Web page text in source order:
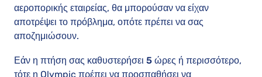
αεροπορικής εταιρείας, θα μπορούσαν να είχαν
αποτρέψει το πρόβλημα, οπότε πρέπει να σας
αποζημιώσουν.
Εάν η πτήση σας καθυστερήσει 5 ώρες ή περισσότερο,
τότε η Olympic πρέπει να προσπαθήσει να